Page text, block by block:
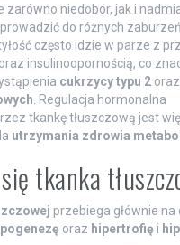
zarówno niedobór, jak i
do różnych zaburzeń
często idzie w parze z
insulinoopornością, co
cukrzycy typu 2 oraz
. Regulacja hormonalna
tkankę tłuszczową jest
utrzymania zdrowia
tkanka
przebiega głównie na
oraz hipertrofię i